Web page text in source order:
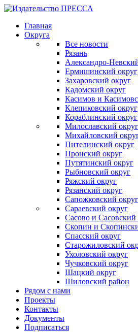
Главная
Округа
Все новости
Рязань
Александро-
Ермишинский округ
Захаровский округ
Кадомский округ
Касимов и
Клепиковский округ
Кораблинский округ
Милославский округ
Михайловский
Пителинский округ
Пронский округ
Путятинский округ
Рыбновский округ
Ряжский округ
Рязанский округ
Сапожковский округ
Сараевский округ
Сасово и Сасовский
Скопин и
Спасский округ
Старожиловский
Ухоловский округ
Чучковский округ
Шацкий округ
Шиловский район
Рядом с нами
Проекты
Контакты
Документы
Подписаться